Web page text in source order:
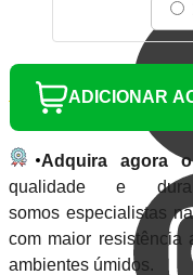
ADICIONAR
Adquira agora
qualidade e
somos especialistas
com maior resistência
ambientes úmidos.